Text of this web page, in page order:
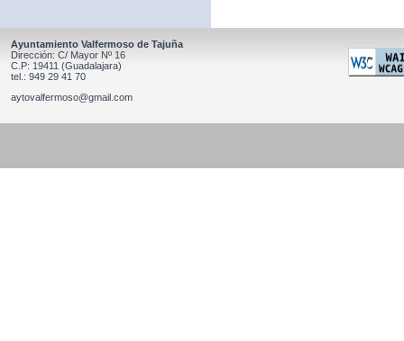
Ayuntamiento Valfermoso de Tajuña
Dirección: C/ Mayor Nº 16
C.P: 19411 (Guadalajara)
tel.: 949 29 41 70
aytovalfermoso@gmail.com